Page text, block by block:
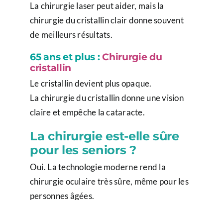
La chirurgie laser peut aider, mais la
chirurgie du cristallin clair donne souvent
de meilleurs résultats.
65 ans et plus :Chirurgie du
cristallin
Le cristallin devient plus opaque.
La chirurgie du cristallin donne une vision
claire et empêche la cataracte.
La chirurgie est-elle sûre
pour les seniors ?
Oui. La technologie moderne rend la
chirurgie oculaire très sûre, même pour les
personnes âgées.